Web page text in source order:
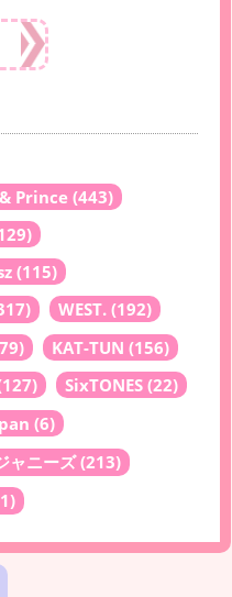
Prince (443)
(115)
WEST. (192)
KAT-TUN (156)
SixTONES (22)
(6)
ャニーズ(213)